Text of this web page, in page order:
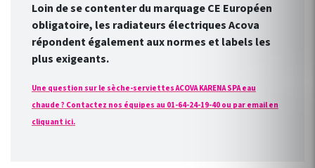
Loin de se contenter du marquage CE Européen
obligatoire, les radiateurs électriques Acova
répondent également aux normes et labels les
plus exigeants.
Une question sur le sèche-serviettes ACOVA KARENA SPA eau
chaude ? Contactez nos équipes au 01-64-24-19-40 ou par email en
cliquant ici.